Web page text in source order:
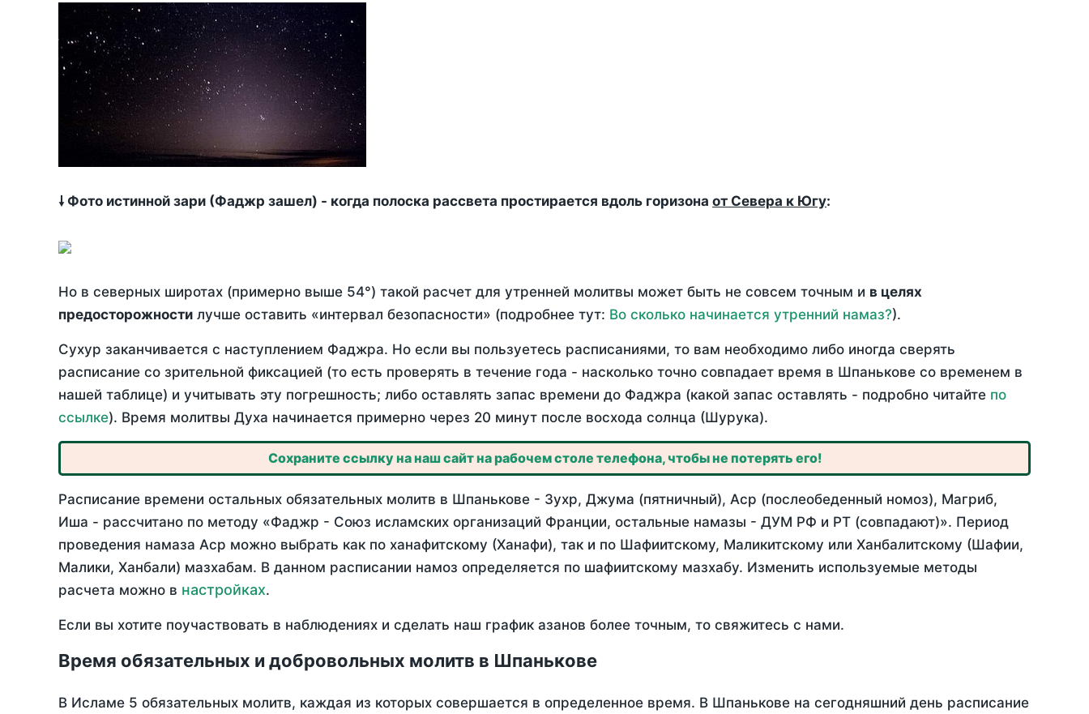
🠗 Фото истинной зари (Фаджр зашел) - когда полоска рассвета простирается вдоль горизона от Севера к Югу:
Но в северных широтах (примерно выше 54°) такой расчет для утренней молитвы может быть не совсем точным и в целях
предосторожности лучше оставить «интервал безопасности» (подробнее тут: Во сколько начинается утренний намаз?).
Сухур заканчивается с наступлением Фаджра. Но если вы пользуетесь расписаниями, то вам необходимо либо иногда сверять
расписание со зрительной фиксацией (то есть проверять в течение года - насколько точно совпадает время в Шпанькове со временем в
нашей таблице) и учитывать эту погрешность; либо оставлять запас времени до Фаджра (какой запас оставлять - подробно читайте по
ссылке). Время молитвы Духа начинается примерно через 20 минут после восхода солнца (Шурука).
Сохраните ссылку на наш сайт на рабочем столе телефона, чтобы не потерять его!
Расписание времени остальных обязательных молитв в Шпанькове - Зухр, Джума (пятничный), Аср (послеобеденный номоз), Магриб,
Иша - рассчитано по методу «Фаджр - Союз исламских организаций Франции, остальные намазы - ДУМ РФ и РТ (совпадают)». Период
проведения намаза Аср можно выбрать как по ханафитскому (Ханафи), так и по Шафиитскому, Маликитскому или Ханбалитскому (Шафии,
Малики, Ханбали) мазхабам. В данном расписании намоз определяется по шафиитскому мазхабу. Изменить используемые методы
расчета можно в настройках.
Если вы хотите поучаствовать в наблюдениях и сделать наш график азанов более точным, то свяжитесь с нами.
Время обязательных и добровольных молитв в Шпанькове
В Исламе 5 обязательных молитв, каждая из которых совершается в определенное время. В Шпанькове на сегодняшний день расписание